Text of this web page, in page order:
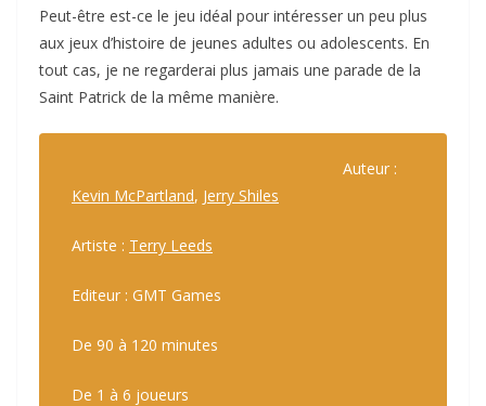
Peut-être est-ce le jeu idéal pour intéresser un peu plus
aux jeux d’histoire de jeunes adultes ou adolescents. En
tout cas, je ne regarderai plus jamais une parade de la
Saint Patrick de la même manière.
Auteur :
Kevin McPartland, Jerry Shiles
Artiste : Terry Leeds
Editeur : GMT Games
De 90 à 120 minutes
De 1 à 6 joueurs